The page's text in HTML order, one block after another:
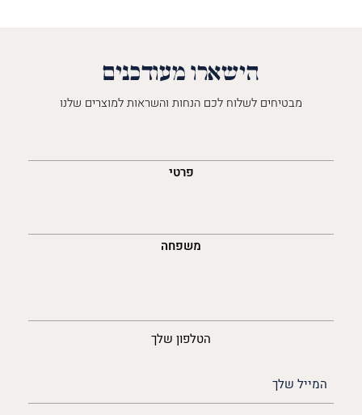
הישארו מעודכנים
מבטיחים לשלוח לכם הנחות והשראות למוצרים שלנו
פרטי
משפחה
הטלפון שלך
(חובה)